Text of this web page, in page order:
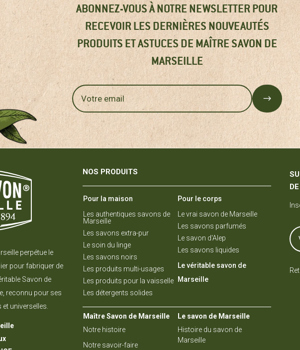
ABONNEZ-VOUS À NOTRE NEWSLETTER POUR
RECEVOIR LES DERNIÈRES NOUVEAUTÉS
PRODUITS ET ASTUCES DE MAÎTRE SAVON DE
MARSEILLE
$
perpétue le
pour fabriquer de
Savon de
reconnu pour ses
universelles.
NOS PRODUITS
Pour la maison
Les authentiques savons de
Marseille
Les savons extra-pur
Le soin du linge
Les savons noirs
Les produits multi-usages
Les produits pour la vaisselle
Les détergents solides
Pour le corps
Le vrai savon de Marseille
Les savons parfumés
Le savon d'Alep
Les savons liquides
Le véritable savon de
Marseille
Maître Savon de Marseille
Notre histoire
Notre savoir-faire
Le savon de Marseille
Histoire du savon de
Marseille